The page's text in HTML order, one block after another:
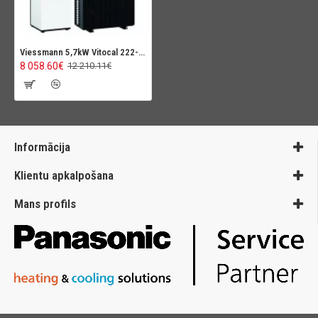
Viessmann 5,7kW Vitocal 222-S ONE BASE (AWBT-M-E-AC-AF)
8 058.60€ 12 210.11€
Informācija
Klientu apkalpošana
Mans profils